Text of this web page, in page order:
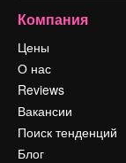
Компания
Цены
О нас
Reviews
Вакансии
Поиск тенденций
Блог